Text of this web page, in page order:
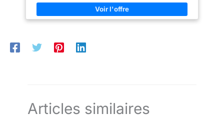
Articles similaires